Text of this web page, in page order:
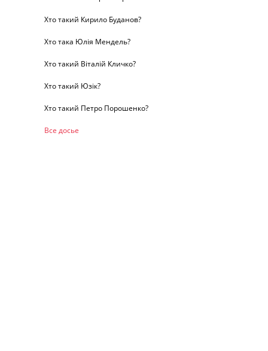
Хто такий Кирило Буданов?
Хто така Юлія Мендель?
Хто такий Віталій Кличко?
Хто такий Юзік?
Хто такий Петро Порошенко?
Все досье